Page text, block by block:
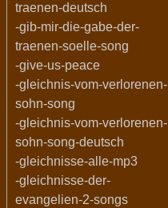
traenen-deutsch
-gib-mir-die-gabe-der-
traenen-soelle-song
-give-us-peace
-gleichnis-vom-verlorenen-
sohn-song
-gleichnis-vom-verlorenen-
sohn-song-deutsch
-gleichnisse-alle-mp3
-gleichnisse-der-
evangelien-2-songs